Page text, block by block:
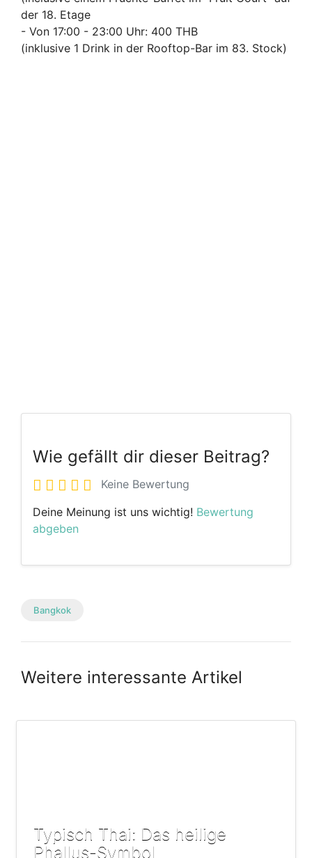
der 18. Etage
- Von 17:00 - 23:00 Uhr: 400 THB
(inklusive 1 Drink in der Rooftop-Bar im 83. Stock)
Wie gefällt dir dieser Beitrag?
Keine Bewertung
Deine Meinung ist uns wichtig! Bewertung
abgeben
Bangkok
Weitere interessante Artikel
Typisch Thai: Das heilige
Phallus-Symbol